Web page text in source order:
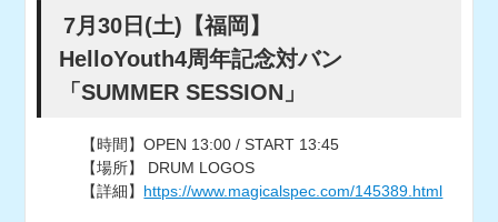
7月30日(土)【福岡】
HelloYouth4周年記念対バン
「SUMMER SESSION」
【時間】OPEN 13:00 / START 13:45
【場所】 DRUM LOGOS
【詳細】 https://www.magicalspec.com/145389.html